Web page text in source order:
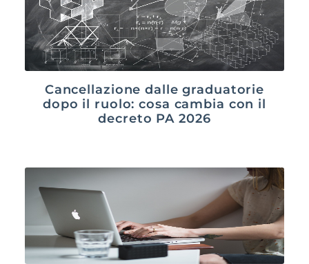
Cancellazione dalle graduatorie
dopo il ruolo: cosa cambia con il
decreto PA 2026